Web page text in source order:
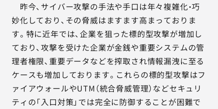
サービスお問い合わせ専用番号
03-6865-4864
（平日9:30〜18:00）
※その他のご連絡は03-5333-1246
昨今、サイバー攻撃の手法や手口は年々複雑化・巧
妙化しており、その脅威はますます高まっておりま
す。特に近年では、企業を狙った標的型攻撃が増加し
ており、攻撃を受けた企業が金銭や重要システムの管
理者権限、重要データなどを搾取され情報漏洩に至る
ケースも増加しております。これらの標的型攻撃はフ
ァイアウォールやUTM（統合脅威管理）などセキュリ
ティの「入口対策」では完全に防御することが困難で